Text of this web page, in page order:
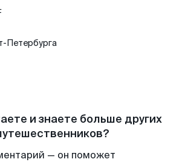
Петербурга
и знаете больше других
— он поможет